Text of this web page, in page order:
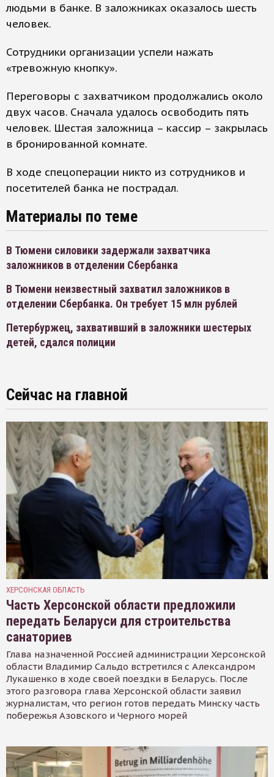
людьми в банке. В заложниках оказалось шесть
человек.
Сотрудники организации успели нажать
«тревожную кнопку».
Переговоры с захватчиком продолжались около
двух часов. Сначала удалось освободить пять
человек. Шестая заложница – кассир – закрылась
в бронированной комнате.
В ходе спецоперации никто из сотрудников и
посетителей банка не пострадал.
Материалы по теме
В Тюмени силовики задержали захватчика
заложников в отделении Сбербанка
В Тюмени неизвестный захватил заложников в
отделении Сбербанка. Он требует 15 млн рублей
Петербуржец, захвативший в заложники шестерых
детей, сдался полиции
Сейчас на главной
ХЕРСОНСКАЯ ОБЛАСТЬ
Часть Херсонской области предложили
передать Беларуси для строительства
санаториев
Глава назначенной Россией администрации Херсонской
области Владимир Сальдо встретился с Александром
Лукашенко в ходе своей поездки в Беларусь. После
этого разговора глава Херсонской области заявил
журналистам, что регион готов передать Минску часть
побережья Азовского и Черного морей